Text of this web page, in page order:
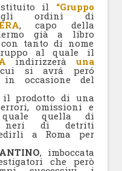
il “Gruppo
ordini di
, capo della
già a libro
tanto di nome
al quale il
indirizzerà una
si avrá peró
occasione del
il prodotto di una
omissioni e
quale quella di
neri di detriti
a Roma per
, imboccata
che però